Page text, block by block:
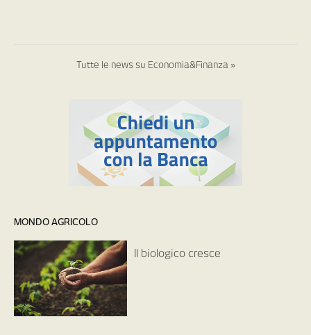
Tutte le news su Economia&Finanza »
MONDO AGRICOLO
Il biologico cresce